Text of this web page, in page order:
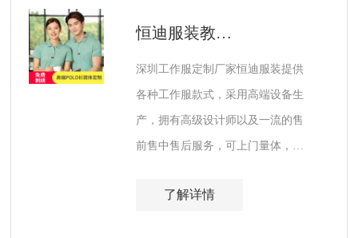
恒迪服装教您深圳工作服定制款式的搭配技巧
深圳工作服定制厂家恒迪服装提供
各种工作服款式，采用高端设备生
产，拥有高级设计师以及一流的售
前售中售后服务，可上门量体，提
穿着无忧。
了解详情